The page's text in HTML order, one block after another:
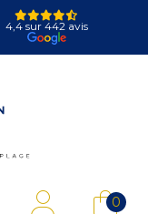
4,4 sur 442 avis
0